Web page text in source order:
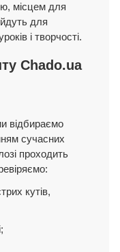
місцем для
для
і творчості.
Chado.ua
відбираємо
сучасних
проходить
кутів,